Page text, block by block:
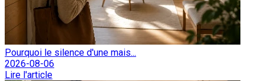
Pourquoi le silence d'une mais...
2026-08-06
Lire l'article